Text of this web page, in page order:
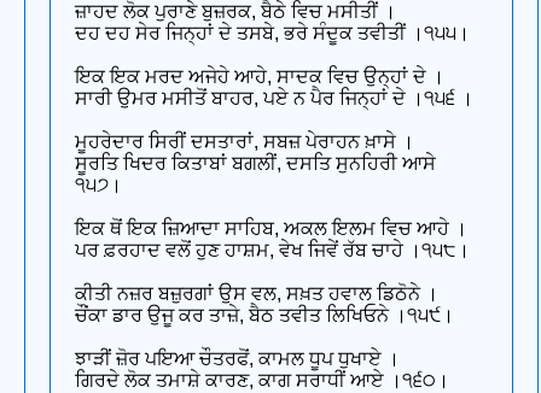
ਜ਼ਾਹਦ ਲੋਕ ਪੁਰਾਣੇ ਬੁਜ਼ਰਕ, ਬੈਠੇ ਵਿਚ ਮਸੀਤੀਂ ।
ਦਹ ਦਹ ਸੇਰ ਜਿਨ੍ਹਾਂ ਦੇ ਤਸਬੇ, ਭਰੇ ਸੰਦੂਕ ਤਵੀਤੀਂ ।੧੫੫।
ਇਕ ਇਕ ਮਰਦ ਅਜੇਹੇ ਆਹੇ, ਸਾਦਕ ਵਿਚ ਉਨ੍ਹਾਂ ਦੇ ।
ਸਾਰੀ ਉਮਰ ਮਸੀਤੋਂ ਬਾਹਰ, ਪਏ ਨ ਪੈਰ ਜਿਨ੍ਹਾਂ ਦੇ ।੧੫੬ ।
ਮੂਹਰੇਦਾਰ ਸਿਰੀਂ ਦਸਤਾਰਾਂ, ਸਬਜ਼ ਪੇਰਾਹਨ ਖ਼ਾਸੇ ।
ਸੂਰਤਿ ਖਿਦਰ ਕਿਤਾਬਾਂ ਬਗਲੀਂ, ਦਸਤਿ ਸੁਨਹਿਰੀ ਆਸੇ
੧੫੭।
ਇਕ ਥੋਂ ਇਕ ਜ਼ਿਆਦਾ ਸਾਹਿਬ, ਅਕਲ ਇਲਮ ਵਿਚ ਆਹੇ ।
ਪਰ ਫ਼ਰਹਾਦ ਵਲੋਂ ਹੁਣ ਹਾਸ਼ਮ, ਵੇਖ ਜਿਵੇਂ ਰੱਬ ਚਾਹੇ ।੧੫੮।
ਕੀਤੀ ਨਜ਼ਰ ਬਜ਼ੁਰਗਾਂ ਉਸ ਵਲ, ਸਖ਼ਤ ਹਵਾਲ ਡਿਠੋਨੇ ।
ਚੌਂਕਾ ਡਾਰ ਉਜੂ ਕਰ ਤਾਜ਼ੇ, ਬੈਠ ਤਵੀਤ ਲਿਖਿਓਨੇ ।੧੫੯।
ਝਾੜੀਂ ਜ਼ੋਰ ਪਇਆ ਚੌਤਰਫੋਂ, ਕਾਮਲ ਧੂਪ ਧੁਖਾਏ ।
ਗਿਰਦੇ ਲੋਕ ਤਮਾਸ਼ੇ ਕਾਰਣ, ਕਾਗ ਸਰਾਧੀਂ ਆਏ ।੧੬੦।